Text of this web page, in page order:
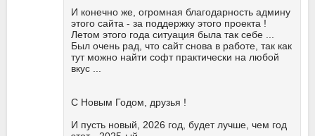
И конечно же, огромная благодарность админу
этого сайта - за поддержку этого проекта !
Летом этого года ситуация была так себе ...
Был очень рад, что сайт снова в работе, так как
тут можно найти софт практически на любой
вкус ...
С Новым Годом, друзья !
И пусть новый, 2026 год, будет лучше, чем год